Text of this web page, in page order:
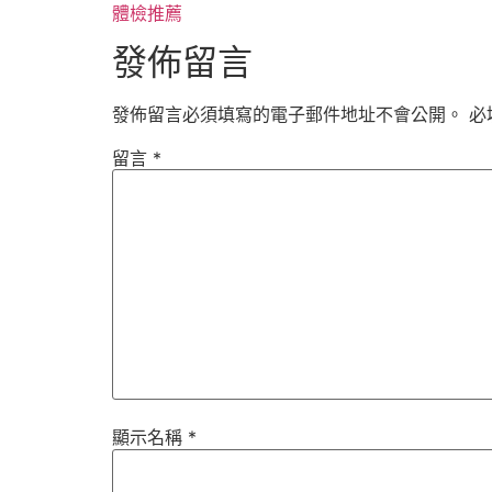
體檢推薦
發佈留言
發佈留言必須填寫的電子郵件地址不會公開。 必
留言 *
顯示名稱 *